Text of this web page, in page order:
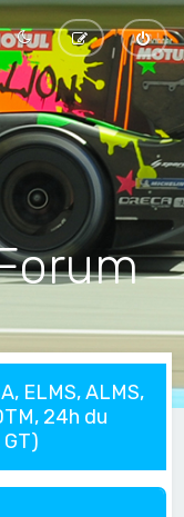
ELMS, ALMS,
24h du